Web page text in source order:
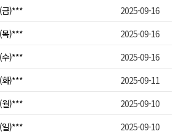
)***
2025-09-16
)***
2025-09-16
)***
2025-09-16
)***
2025-09-11
)***
2025-09-10
)*** 2025-09-10